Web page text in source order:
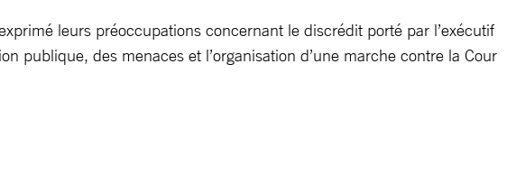
leurs préoccupations concernant le discrédit porté par l’exécutif
publique, des menaces et l’organisation d’une marche contre la Cour